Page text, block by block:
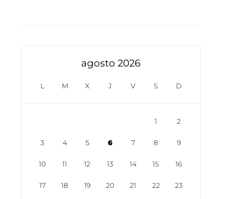
agosto 2026
L M X J V S D
1 2
3 4 5 6 7 8 9
10 11 12 13 14 15 16
17 18 19 20 21 22 23